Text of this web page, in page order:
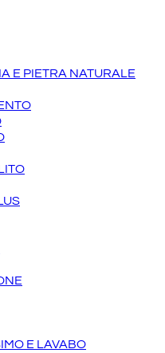
E PIETRA NATURALE
E LAVABO